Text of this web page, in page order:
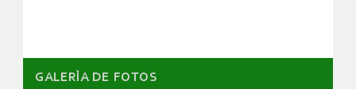
GALERÌA DE FOTOS